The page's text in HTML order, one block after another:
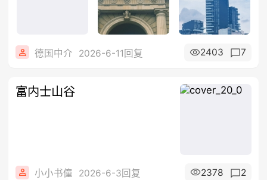
德国中介 2026-6-11回复 2403 7
富内士山谷
小小书僮 2026-6-3回复 2378 2